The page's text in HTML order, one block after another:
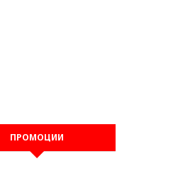
ПРОМОЦИИ